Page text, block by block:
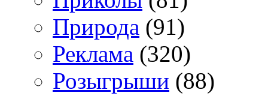
Природа (91)
Реклама (320)
Розыгрыши (88)